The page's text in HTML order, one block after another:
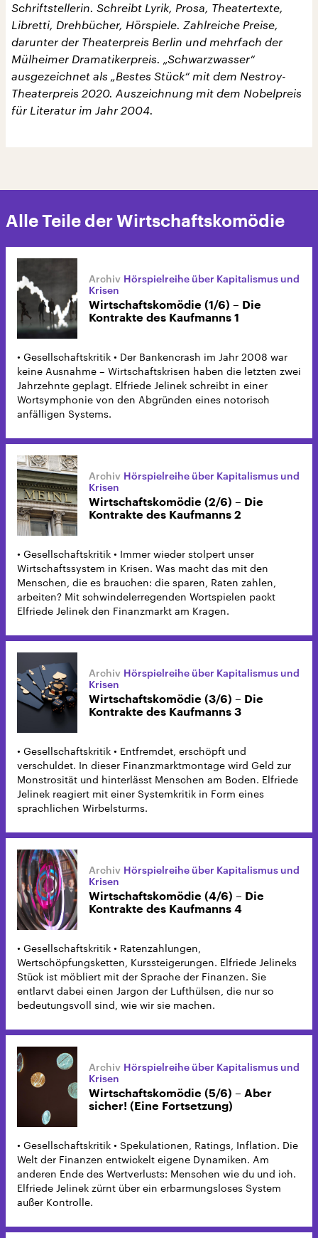
Schriftstellerin. Schreibt Lyrik, Prosa, Theatertexte,
Libretti, Drehbücher, Hörspiele. Zahlreiche Preise,
darunter der Theaterpreis Berlin und mehrfach der
Mülheimer Dramatikerpreis. „Schwarzwasser“
ausgezeichnet als „Bestes Stück“ mit dem Nestroy-
Theaterpreis 2020. Auszeichnung mit dem Nobelpreis
für Literatur im Jahr 2004.
Alle Teile der Wirtschaftskomödie
Hörspielreihe über Kapitalismus und
Krisen
Wirtschaftskomödie (1/6) – Die
Kontrakte des Kaufmanns 1
• Gesellschaftskritik • Der Bankencrash im Jahr 2008 war
keine Ausnahme – Wirtschaftskrisen haben die letzten zwei
Jahrzehnte geplagt. Elfriede Jelinek schreibt in einer
Wortsymphonie von den Abgründen eines notorisch
anfälligen Systems.
Hörspielreihe über Kapitalismus und
Krisen
Wirtschaftskomödie (2/6) – Die
Kontrakte des Kaufmanns 2
• Gesellschaftskritik • Immer wieder stolpert unser
Wirtschaftssystem in Krisen. Was macht das mit den
Menschen, die es brauchen: die sparen, Raten zahlen,
arbeiten? Mit schwindelerregenden Wortspielen packt
Elfriede Jelinek den Finanzmarkt am Kragen.
Hörspielreihe über Kapitalismus und
Krisen
Wirtschaftskomödie (3/6) – Die
Kontrakte des Kaufmanns 3
• Gesellschaftskritik • Entfremdet, erschöpft und
verschuldet. In dieser Finanzmarktmontage wird Geld zur
Monstrosität und hinterlässt Menschen am Boden. Elfriede
Jelinek reagiert mit einer Systemkritik in Form eines
sprachlichen Wirbelsturms.
Hörspielreihe über Kapitalismus und
Krisen
Wirtschaftskomödie (4/6) – Die
Kontrakte des Kaufmanns 4
• Gesellschaftskritik • Ratenzahlungen,
Wertschöpfungsketten, Kurssteigerungen. Elfriede Jelineks
Stück ist möbliert mit der Sprache der Finanzen. Sie
entlarvt dabei einen Jargon der Lufthülsen, die nur so
bedeutungsvoll sind, wie wir sie machen.
Hörspielreihe über Kapitalismus und
Krisen
Wirtschaftskomödie (5/6) – Aber
sicher! (Eine Fortsetzung)
• Gesellschaftskritik • Spekulationen, Ratings, Inflation. Die
Welt der Finanzen entwickelt eigene Dynamiken. Am
anderen Ende des Wertverlusts: Menschen wie du und ich.
Elfriede Jelinek zürnt über ein erbarmungsloses System
außer Kontrolle.